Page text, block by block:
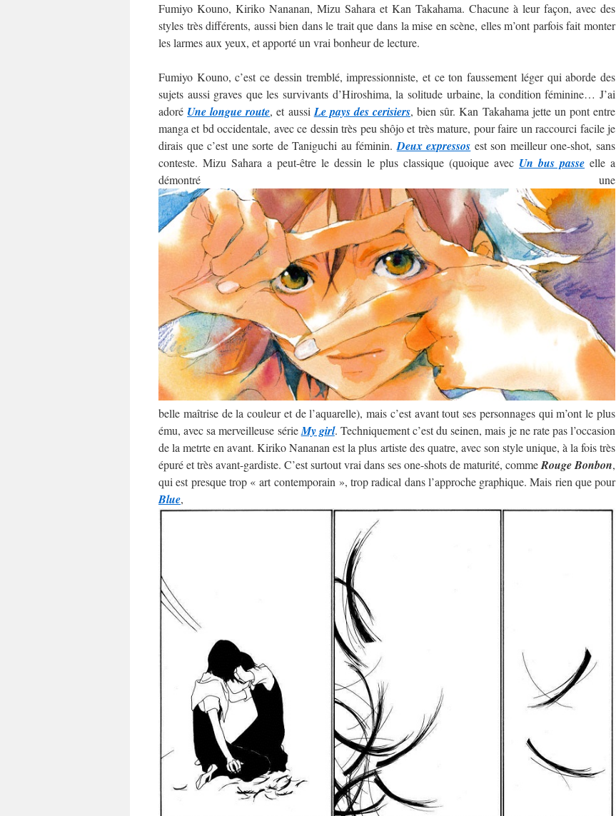
Fumiyo Kouno, Kiriko Nananan, Mizu Sahara et Kan Takahama. Chacune à leur façon, avec des
styles très différents, aussi bien dans le trait que dans la mise en scène, elles m’ont parfois fait monter
les larmes aux yeux, et apporté un vrai bonheur de lecture.
Fumiyo Kouno, c’est ce dessin tremblé, impressionniste, et ce ton faussement léger qui aborde des
sujets aussi graves que les survivants d’Hiroshima, la solitude urbaine, la condition féminine… J’ai
adoré Une longue route, et aussi Le pays des cerisiers, bien sûr. Kan Takahama jette un pont entre
manga et bd occidentale, avec ce dessin très peu shôjo et très mature, pour faire un raccourci facile je
dirais que c’est une sorte de Taniguchi au féminin. Deux expressos est son meilleur one-shot, sans
conteste. Mizu Sahara a peut-être le dessin le plus classique (quoique avec Un bus passe elle a
démontré une
belle maîtrise de la couleur et de l’aquarelle), mais c’est avant tout ses personnages qui m’ont le plus
ému, avec sa merveilleuse sérieMy girl. Techniquement c’est du seinen, mais je ne rate pas l’occasion
de la metrte en avant. Kiriko Nananan est la plus artiste des quatre, avec son style unique, à la fois très
épuré et très avant-gardiste. C’est surtout vrai dans ses one-shots de maturité, commeRouge Bonbon,
qui est presque trop « art contemporain », trop radical dans l’approche graphique. Mais rien que pour
Blue,